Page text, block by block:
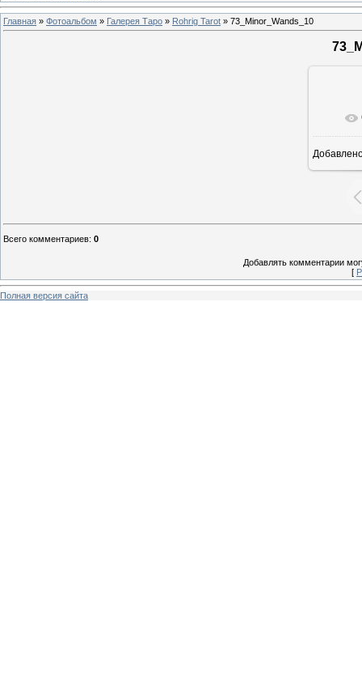
Главная » Фотоальбом » Галерея Таро » Rohrig Tarot » 73_Minor_Wands_10
Всего комментариев: 0
Добавлять комментарии
[
Полная версия сайта